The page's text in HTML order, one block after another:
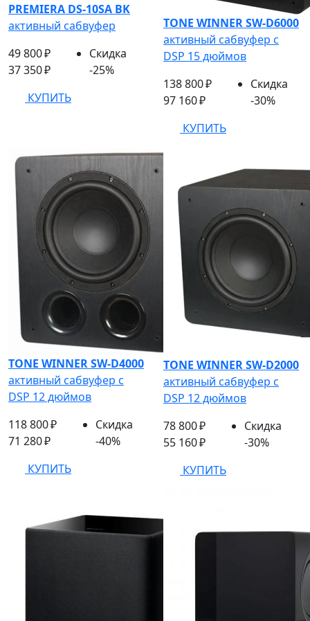
PREMIERA DS-10SA BK
активный сабвуфер
49 800 ₽
37 350 ₽
Скидка
-25%
КУПИТЬ
TONE WINNER SW-D6000
активный сабвуфер с
DSP 15 дюймов
138 800 ₽
97 160 ₽
Скидка
-30%
КУПИТЬ
TONE WINNER SW-D4000
активный сабвуфер с
DSP 12 дюймов
118 800 ₽
71 280 ₽
Скидка
-40%
КУПИТЬ
TONE WINNER SW-D2000
активный сабвуфер с
DSP 12 дюймов
78 800 ₽
55 160 ₽
Скидка
-30%
КУПИТЬ